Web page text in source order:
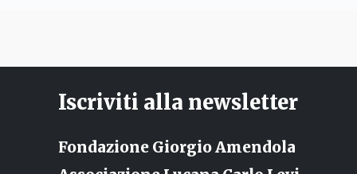
Iscriviti alla newsletter
Fondazione Giorgio Amendola